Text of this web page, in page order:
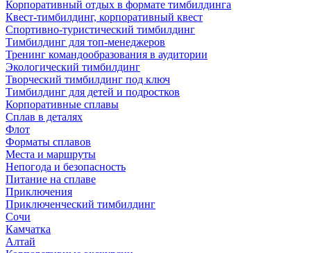
Корпоративный отдых в формате тимбилдинга
Квест-тимбилдинг, корпоративный квест
Спортивно-туристический тимбилдинг
Тимбилдинг для топ-менеджеров
Тренинг командообразования в аудитории
Экологический тимбилдинг
Творческий тимбилдинг под ключ
Тимбилдинг для детей и подростков
Корпоративные сплавы
Сплав в деталях
Флот
Форматы сплавов
Места и маршруты
Непогода и безопасность
Питание на сплаве
Приключения
Приключенческий тимбилдинг
Сочи
Камчатка
Алтай